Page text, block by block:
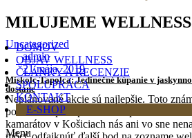
MILUJEME WELLNESS
DOMOV
OBJAV WELLNESS
ČLÁNKY A RECENZIE
SPOLUPRÁCA
KONTAKT
E-SHOP
Menu
Uncategorized
admin
21 mája, 2019
Miskolc-Tapolca: Jedinečné kúpanie v
dostane
Neplánované akcie sú najlepšie. Toto
poznáme a pred pracovno – priateľskou
kamarátov v Košiciach nás ani vo sne